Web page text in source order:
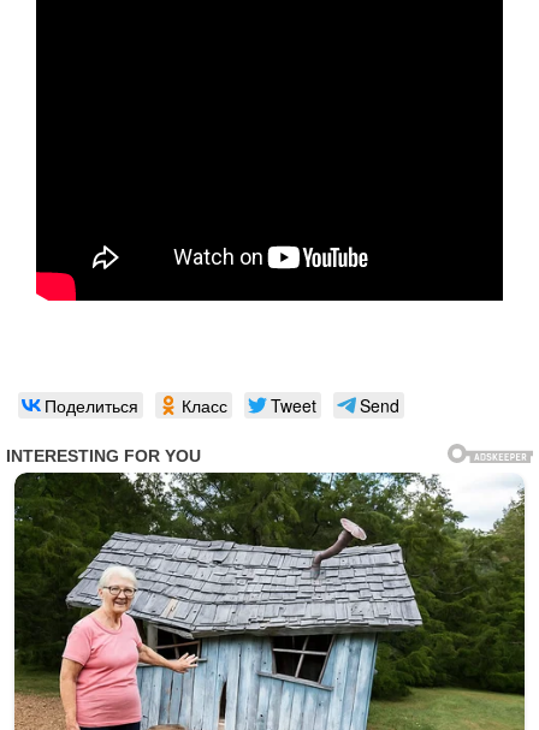
Поделиться Класс Tweet Send